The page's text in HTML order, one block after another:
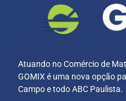
Atuando no Comércio de
GOMIX é uma nova opção
Campo e todo ABC Paulista.